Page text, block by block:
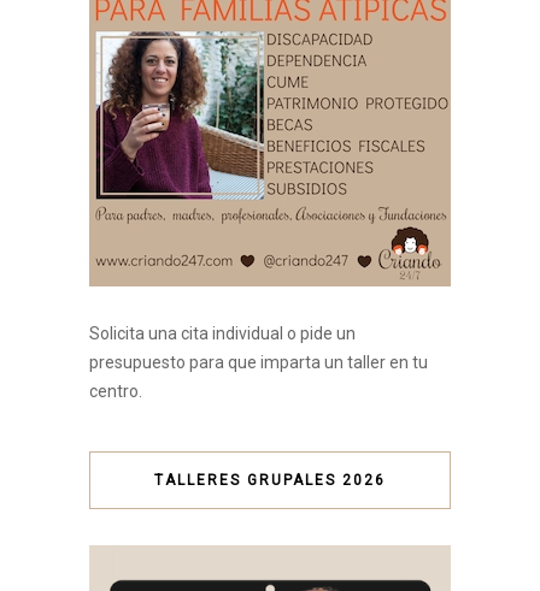
Solicita una cita individual o pide un
presupuesto para que imparta un taller en tu
centro.
TALLERES GRUPALES 2026